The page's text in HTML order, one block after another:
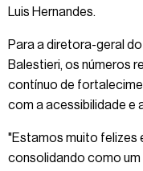
Luis Hernandes.
Para a diretora-geral
Balestieri, os números
contínuo de
com a acessibilidade e
"Estamos muito felizes
consolidando como